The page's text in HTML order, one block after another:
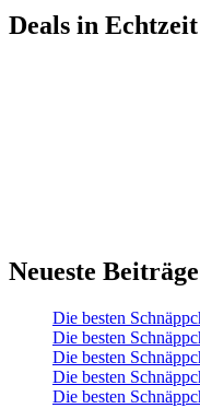
Deals in Echtzeit
Neueste Beiträge
Die besten
Die besten
Die besten
Die besten
Die besten